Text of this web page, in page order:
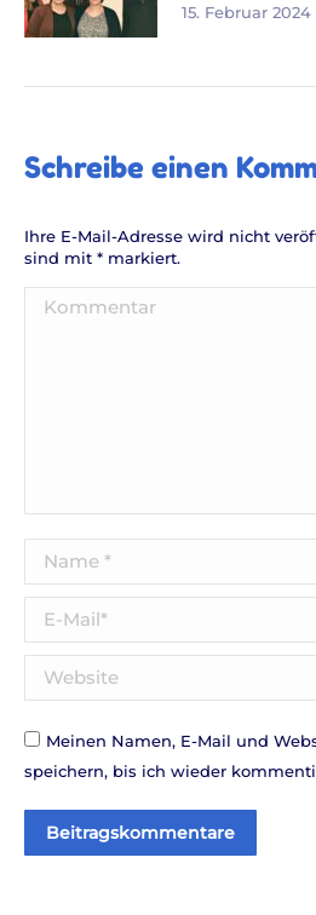
15. Februar 2024
Schreibe einen
Ihre E-Mail-Adresse wird nicht
sind mit * markiert.
Kommentar
Name *
E-Mail *
Website
Meinen Namen, E-Mail und
speichern, bis ich wieder
Beitragskommentare